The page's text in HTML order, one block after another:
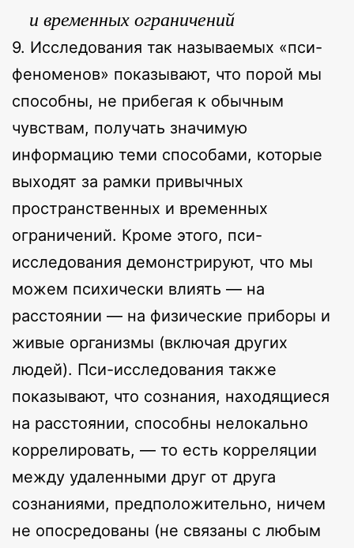
и временных ограничений
9. Исследования так называемых «пси-
феноменов» показывают, что порой мы
способны, не прибегая к обычным
чувствам, получать значимую
информацию теми способами, которые
выходят за рамки привычных
пространственных и временных
ограничений. Кроме этого, пси-
исследования демонстрируют, что мы
можем психически влиять — на
расстоянии — на физические приборы и
живые организмы (включая других
людей). Пси-исследования также
показывают, что сознания, находящиеся
на расстоянии, способны нелокально
коррелировать, — то есть корреляции
между удаленными друг от друга
сознаниями, предположительно, ничем
не опосредованы (не связаны с любым